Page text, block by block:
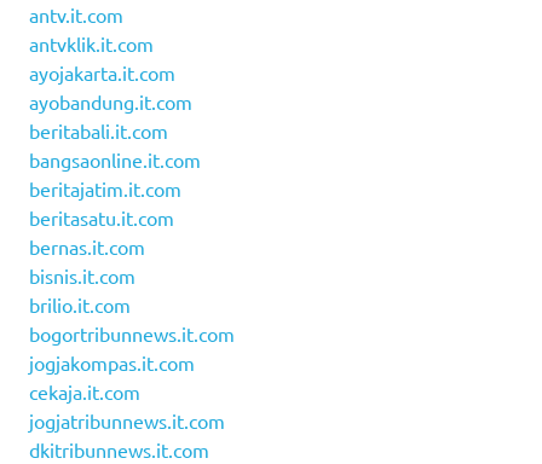
antv.it.com
antvklik.it.com
ayojakarta.it.com
ayobandung.it.com
beritabali.it.com
bangsaonline.it.com
beritajatim.it.com
beritasatu.it.com
bernas.it.com
bisnis.it.com
brilio.it.com
bogortribunnews.it.com
jogjakompas.it.com
cekaja.it.com
jogjatribunnews.it.com
dkitribunnews.it.com